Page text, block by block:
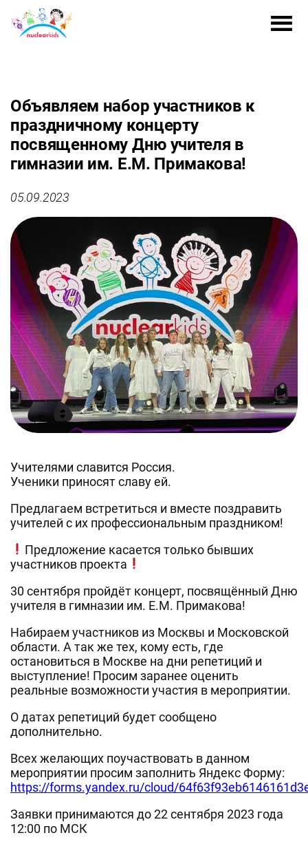
Объявляем набор участников к
праздничному концерту
посвященному Дню учителя в
гимназии им. Е.М. Примакова!
05.09.2023
Учителями славится Россия.
Ученики приносят славу ей.
Предлагаем встретиться и вместе поздравить
учителей с их профессиональным праздником!
Предложение касается только бывших
участников проекта
30 сентября пройдёт концерт, посвящённый Дню
учителя в гимназии им. Е.М. Примакова!
Набираем участников из Москвы и Московской
области. А так же тех, кому есть, где
остановиться в Москве на дни репетиций и
выступление! Просим заранее оценить
реальные возможности участия в мероприятии.
О датах репетиций будет сообщено
дополнительно.
Всех желающих поучаствовать в данном
мероприятии просим заполнить Яндекс Форму:
https://forms.yandex.ru/cloud/
Заявки принимаются до 22 сентября 2023 года
12:00 по МСК